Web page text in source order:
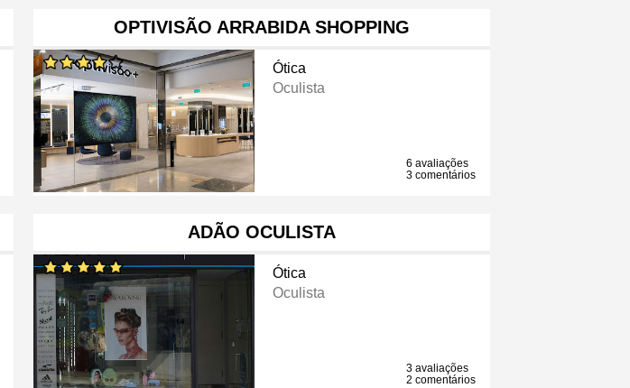
OPTIVISÃO ARRABIDA SHOPPING
Ótica
Oculista
6 avaliações
3 comentários
ADÃO OCULISTA
Ótica
Oculista
3 avaliações
2 comentários